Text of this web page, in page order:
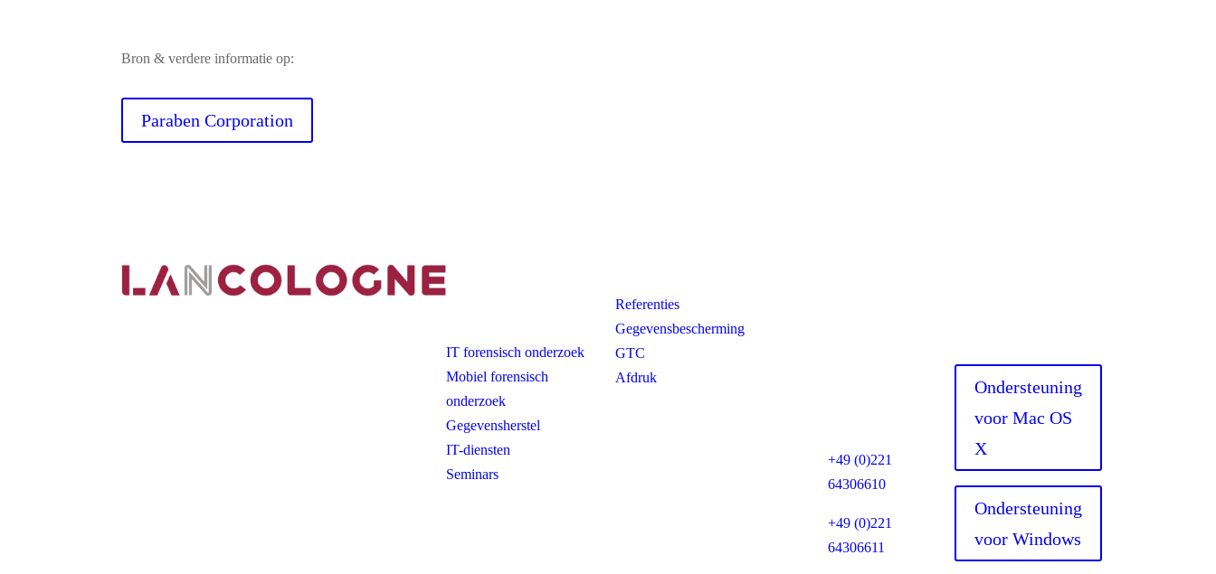
Bron & verdere informatie op:
Paraben Corporation
IT forensisch onderzoek
Mobiel forensisch
onderzoek
Gegevensherstel
IT-diensten
Seminars
Referenties
Gegevensbescherming
GTC
Afdruk
+49 (0)221
64306610
+49 (0)221
64306611
Ondersteuning
voor Mac OS
X
Ondersteuning
voor Windows